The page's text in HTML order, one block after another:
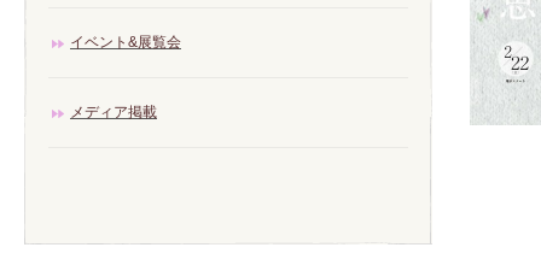
イベント&展覧会
メディア掲載